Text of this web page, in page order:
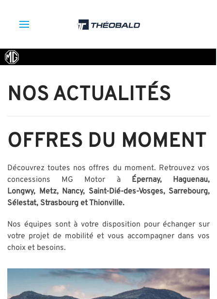
NOS ACTUALITÉS
OFFRES DU MOMENT
Découvrez toutes nos offres du moment. Retrouvez vos
concessions MG Motor à Épernay, Haguenau,
Longwy, Metz, Nancy, Saint-Dié-des-Vosges, Sarrebourg,
Sélestat, Strasbourg et Thionville.
Nos équipes sont à votre disposition pour échanger sur
votre projet de mobilité et vous accompagner dans vos
choix et besoins.